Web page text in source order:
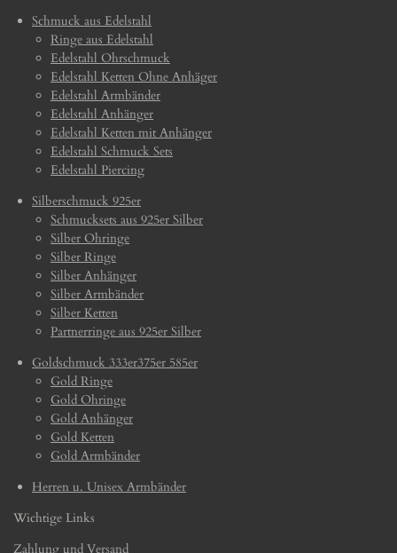
Schmuck aus Edelstahl
Ringe aus Edelstahl
Edelstahl Ohrschmuck
Edelstahl Ketten Ohne Anhäger
Edelstahl Armbänder
Edelstahl Anhänger
Edelstahl Ketten mit Anhänger
Edelstahl Schmuck Sets
Edelstahl Piercing
Silberschmuck 925er
Schmucksets aus 925er Silber
Silber Ohringe
Silber Ringe
Silber Anhänger
Silber Armbänder
Silber Ketten
Partnerringe aus 925er Silber
Goldschmuck 333er375er 585er
Gold Ringe
Gold Ohringe
Gold Anhänger
Gold Ketten
Gold Armbänder
Herren u. Unisex Armbänder
Wichtige Links
Zahlung und Versand